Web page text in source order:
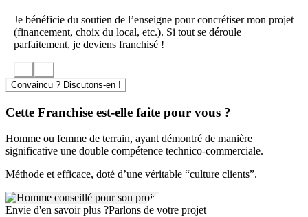
Je bénéficie du soutien de l’enseigne pour concrétiser mon projet
(financement, choix du local, etc.). Si tout se déroule
parfaitement, je deviens franchisé !
Convaincu ? Discutons-en !
Cette Franchise est-elle faite pour vous ?
Homme ou femme de terrain, ayant démontré de manière
significative une double compétence technico-commerciale.
Méthode et efficace, doté d’une véritable “culture clients”.
Envie d'en savoir plus ?Parlons de votre projet